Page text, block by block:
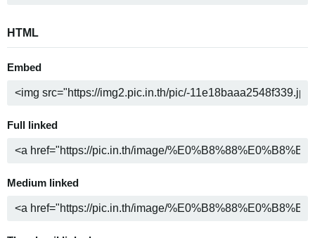
HTML
Embed
Full linked
Medium linked